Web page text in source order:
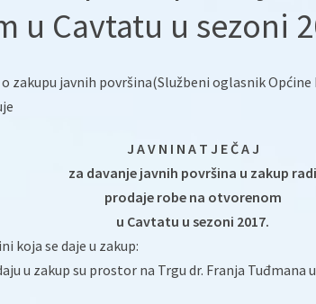
u Cavtatu u sezoni
zakupu javnih površina(Službeni oglasnik
J A V N I N A T J E Č A J
za davanje javnih površina u zakup radi
prodaje robe na otvorenom
u Cavtatu u sezoni 2017.
koja se daje u zakup:
u zakup su prostor na Trgu dr. Franja Tuđmana